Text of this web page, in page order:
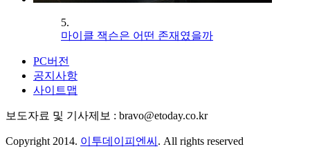
5.
마이클 잭슨은 어떤 존재였을까
PC버전
공지사항
사이트맵
보도자료 및 기사제보 : bravo@etoday.co.kr
Copyright 2014. 이투데이피엔씨 . All rights reserved